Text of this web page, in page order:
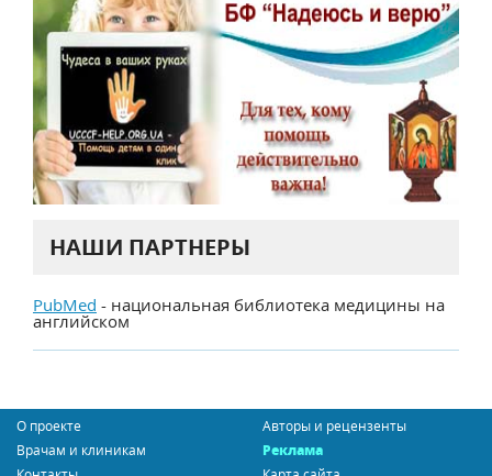
НАШИ ПАРТНЕРЫ
PubMed - национальная библиотека медицины на
английском
О проекте
Авторы и рецензенты
Врачам и клиникам
Реклама